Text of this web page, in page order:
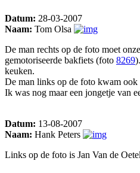
Datum: 28-03-2007
Naam: Tom Olsa
De man rechts op de foto moet
gemotoriseerde bakfiets (foto 8269
keuken.
De man links op de foto kwam ook
Ik was nog maar een jongetje van
Datum: 13-08-2007
Naam: Hank Peters
Links op de foto is Jan Van de